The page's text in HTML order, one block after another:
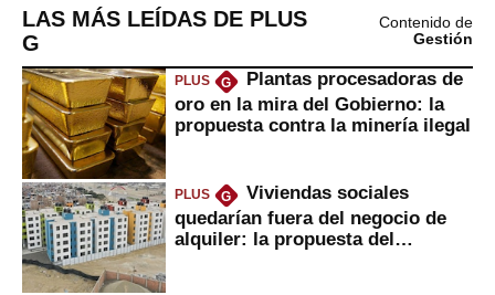
LAS MÁS LEÍDAS DE PLUS
G
Contenido de
Gestión
PLUS G
Plantas procesadoras de
oro en la mira del Gobierno: la
propuesta contra la minería ilegal
PLUS G
Viviendas sociales
quedarían fuera del negocio de
alquiler: la propuesta del